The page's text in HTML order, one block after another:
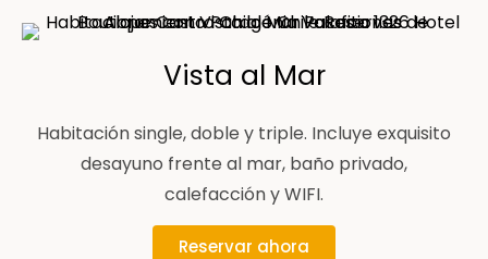
Vista al Mar
Habitación single, doble y triple. Incluye exquisito
desayuno frente al mar, baño privado,
calefacción y WIFI.
Reservar ahora